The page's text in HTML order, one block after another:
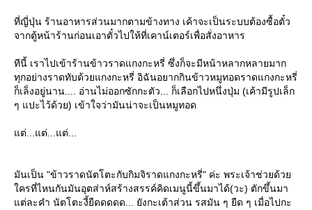
ที่ญี่ปุ่น ร้านอาหารส่วนมากตามข้างทาง เค้าจะเป็นระบบต้องซื้อตั๋ว
จากตู้หน้าร้านก่อนเอาตั๋วไปให้ที่เคาน์เตอร์เพื่อสั่งอาหาร
ทีนี้ เราไปเข้าร้านข้าวราดแกงกะหรี่ ซึ่งก็จะมีหน้าหลากหลายมาก
ทุกอย่างราดทับด้วยแกงกะหรี่ อิฉันอยากกินข้าวหมูทอดราดแกงกะหรี่
ก็เล็งอยู่นาน.... อ่านไม่ออกซักกะตัว... ก็เลือกไปหนึ่งปุ่ม (เค้ามีรูปเล็ก
ๆ แปะไว้ด้วย) เข้าใจว่ามันน่าจะเป็นหมูทอด
ต่...แต่...แต่...
มันเป็น "ข้าวราดนัตโตะกับกิมจิราดแกงกะหรี่" ค่ะ พระเจ้าช่วยด้ว
ครที่ไหนกันมันอุตส่าห์สร้างสรรค์คิดเมนูนี้ขึ้นมาได้(วะ) ตักขึ้นมา
ต่ละคำ นัตโตะงี้ยืดดดดด... ยังกะเต้าส่วน รสมัน ๆ ยืด ๆ เมื่อไปกะ